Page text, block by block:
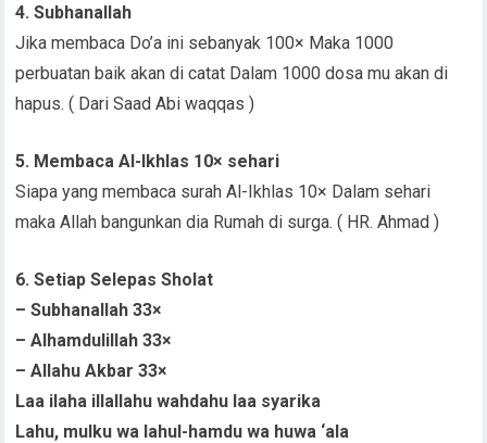
4. Subhanallah
Jika membaca Do’a ini sebanyak 100× Maka 1000
perbuatan baik akan di catat Dalam 1000 dosa mu akan di
hapus. ( Dari Saad Abi waqqas )
5. Membaca Al-Ikhlas 10× sehari
Siapa yang membaca surah Al-Ikhlas 10× Dalam sehari
maka Allah bangunkan dia Rumah di surga. ( HR. Ahmad )
6. Setiap Selepas Sholat
– Subhanallah 33×
– Alhamdulillah 33×
– Allahu Akbar 33×
Laa ilaha illallahu wahdahu laa syarika
Lahu, mulku wa lahul-hamdu wa huwa ‘ala